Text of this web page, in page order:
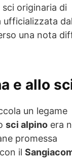
originaria di
ufficializzata
una nota
e allo
un legame
sci alpino era
promessa
il